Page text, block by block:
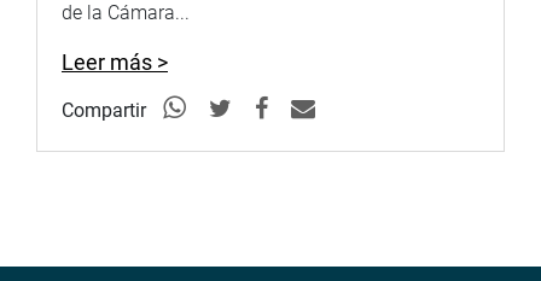
de la Cámara...
Leer más >
Compartir